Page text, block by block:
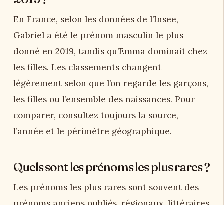
En France, selon les données de l’Insee,
Gabriel a été le prénom masculin le plus
donné en 2019, tandis qu’Emma dominait chez
les filles. Les classements changent
légèrement selon que l’on regarde les garçons,
les filles ou l’ensemble des naissances. Pour
comparer, consultez toujours la source,
l’année et le périmètre géographique.
Quels sont les prénoms les plus rares ?
Les prénoms les plus rares sont souvent des